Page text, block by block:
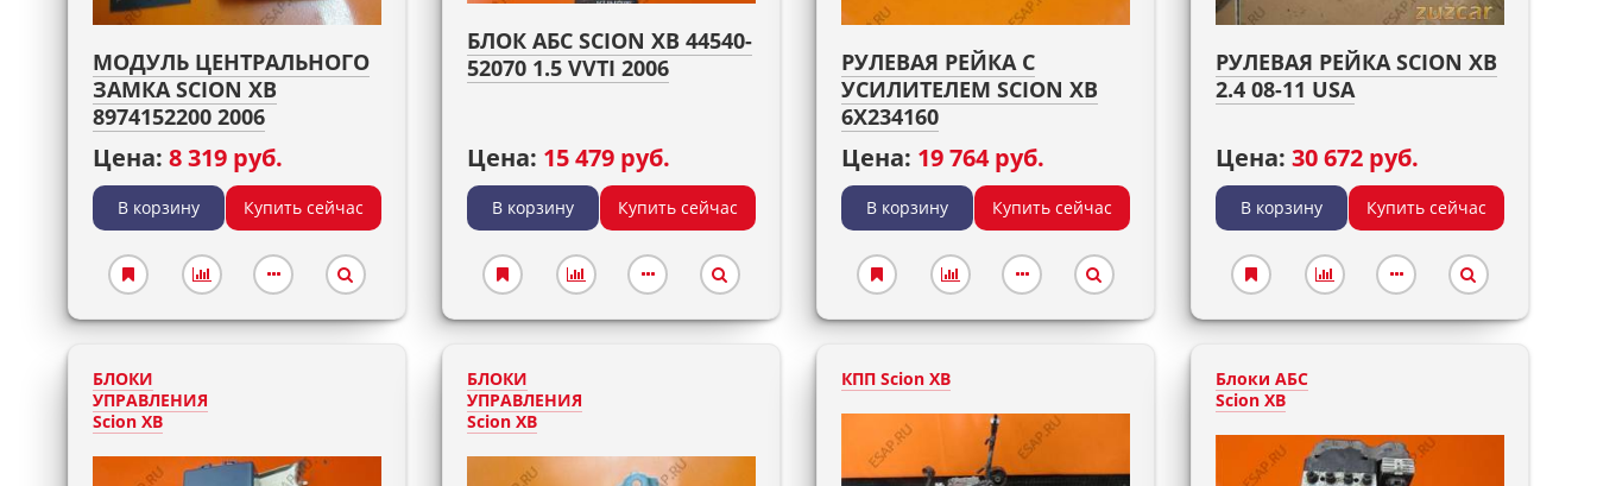
МОДУЛЬ ЦЕНТРАЛЬНОГО
ЗАМКА SCION XB
8974152200 2006
Цена: 8 319 руб.
В корзину Купить сейчас
БЛОК АБС SCION XB 44540-
52070 1.5 VVTI 2006
Цена: 15 479 руб.
В корзину Купить сейчас
РУЛЕВАЯ РЕЙКА С
УСИЛИТЕЛЕМ SCION XB
6X234160
Цена: 19 764 руб.
В корзину Купить сейчас
РУЛЕВАЯ РЕЙКА SCION XB
2.4 08-11 USA
Цена: 30 672 руб.
В корзину Купить сейчас
БЛОКИ
УПРАВЛЕНИЯ
Scion XB
БЛОКИ
УПРАВЛЕНИЯ
Scion XB
КПП Scion XB
Блоки АБС
Scion XB